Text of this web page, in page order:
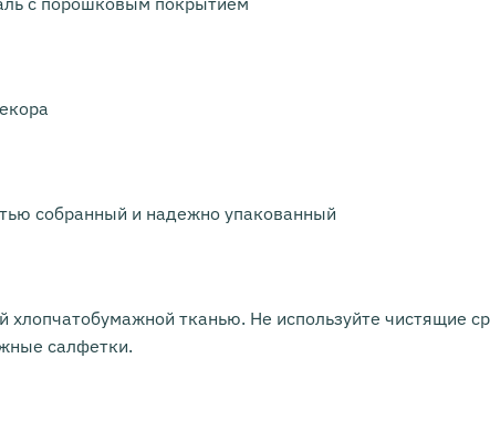
собранный и надежно упакованный
хлопчатобумажной тканью. Не используйте чистящие
салфетки.